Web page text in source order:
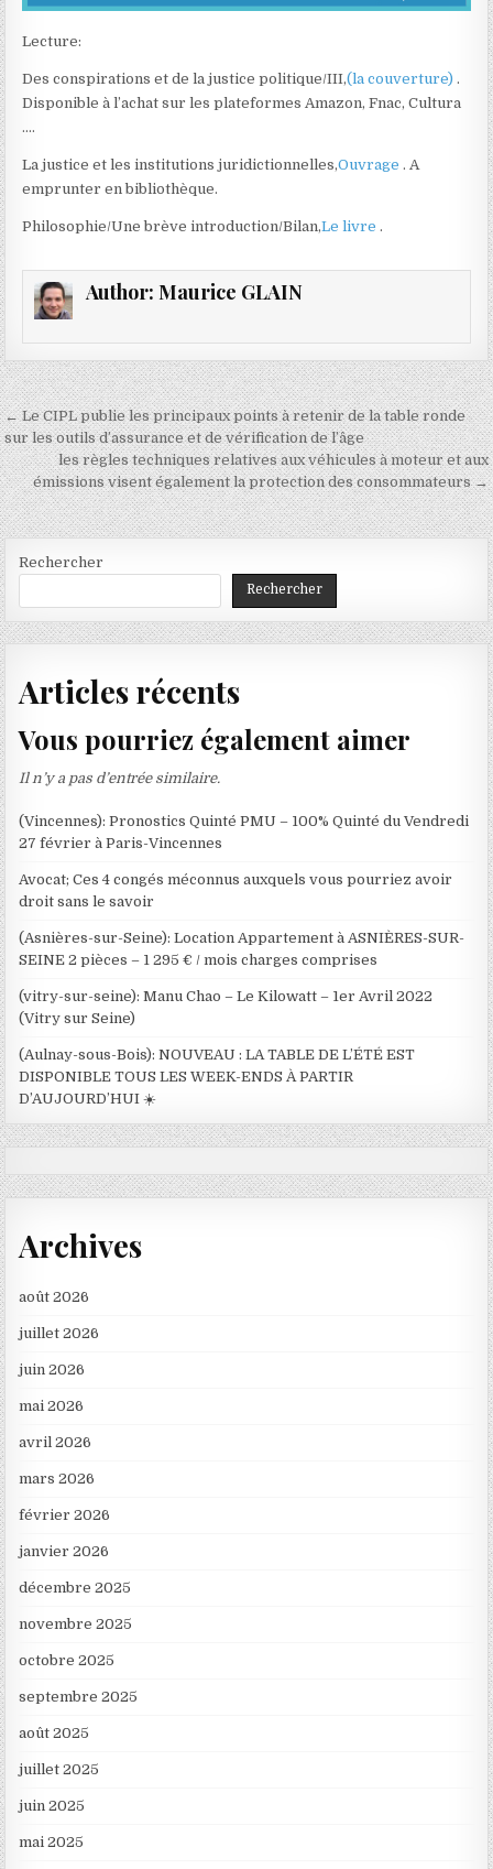
Lecture:
Des conspirations et de la justice politique/III,(la couverture) .
Disponible à l’achat sur les plateformes Amazon, Fnac, Cultura
….
La justice et les institutions juridictionnelles,Ouvrage . A
emprunter en bibliothèque.
Philosophie/Une brève introduction/Bilan,Le livre .
Author: Maurice GLAIN
Navigation
de
l’article
← Le CIPL publie les principaux points à retenir de la table ronde
sur les outils d’assurance et de vérification de l’âge
les règles techniques relatives aux véhicules à moteur et aux
émissions visent également la protection des consommateurs →
Rechercher
Rechercher
Articles récents
Vous pourriez également aimer
Il n’y a pas d’entrée similaire.
(Vincennes): Pronostics Quinté PMU – 100% Quinté du Vendredi
27 février à Paris-Vincennes
Avocat; Ces 4 congés méconnus auxquels vous pourriez avoir
droit sans le savoir
(Asnières-sur-Seine): Location Appartement à ASNIÈRES-SUR-
SEINE 2 pièces – 1 295 € / mois charges comprises
(vitry-sur-seine): Manu Chao – Le Kilowatt – 1er Avril 2022
(Vitry sur Seine)
(Aulnay-sous-Bois): NOUVEAU : LA TABLE DE L’ÉTÉ EST
DISPONIBLE TOUS LES WEEK-ENDS À PARTIR
D’AUJOURD’HUI ☀️
Archives
août 2026
juillet 2026
juin 2026
mai 2026
avril 2026
mars 2026
février 2026
janvier 2026
décembre 2025
novembre 2025
octobre 2025
septembre 2025
août 2025
juillet 2025
juin 2025
mai 2025